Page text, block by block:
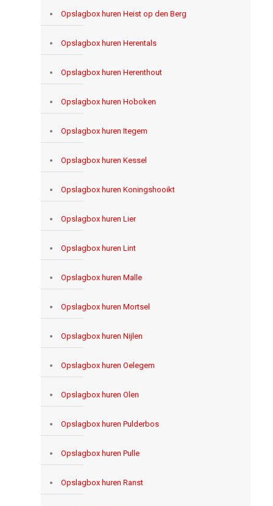
Opslagbox huren Heist op den Berg
Opslagbox huren Herentals
Opslagbox huren Herenthout
Opslagbox huren Hoboken
Opslagbox huren Itegem
Opslagbox huren Kessel
Opslagbox huren Koningshooikt
Opslagbox huren Lier
Opslagbox huren Lint
Opslagbox huren Malle
Opslagbox huren Mortsel
Opslagbox huren Nijlen
Opslagbox huren Oelegem
Opslagbox huren Olen
Opslagbox huren Pulderbos
Opslagbox huren Pulle
Opslagbox huren Ranst